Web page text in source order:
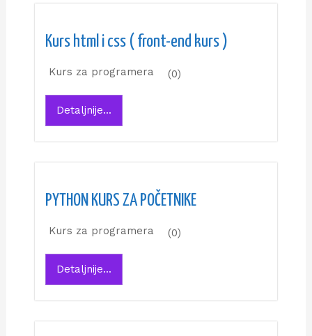
Kurs html i css ( front-end kurs )
Kurs za programera (0)
Detaljnije...
PYTHON KURS ZA POČETNIKE
Kurs za programera (0)
Detaljnije...